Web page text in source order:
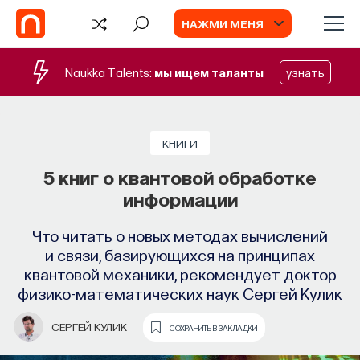
НАЖМИ МЕНЯ
Naukka Talents: мы ищем таланты узнать
КНИГИ
5 книг о квантовой обработке
информации
Что читать о новых методах вычислений
и связи, базирующихся на принципах
квантовой механики, рекомендует доктор
физико-математических наук Сергей Кулик
СЕРГЕЙ КУЛИК СОХРАНИТЬ В ЗАКЛАДКИ
Алгебраические атаки
Как математические функции помогают
совершать кибератаки
ЮРИЙ ТАРАННИКОВ СОХРАНИТЬ В ЗАКЛАДКИ